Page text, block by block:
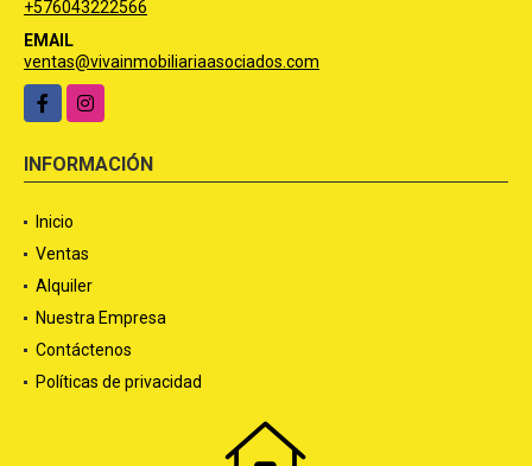
+576043222566
EMAIL
ventas@vivainmobiliariaasociados.com
FacebookInstagram
INFORMACIÓN
Inicio
Ventas
Alquiler
Nuestra Empresa
Contáctenos
Políticas de privacidad